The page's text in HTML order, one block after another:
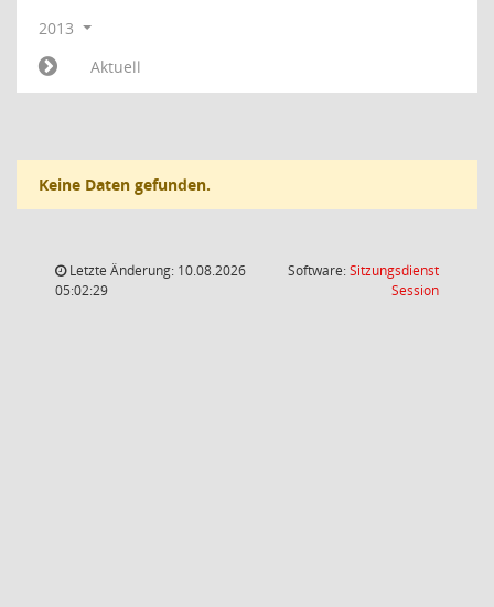
2013
Aktuell
Keine Daten gefunden.
Letzte Änderung: 10.08.2026
05:02:29
Software:Sitzungsdienst
Session(Wird in